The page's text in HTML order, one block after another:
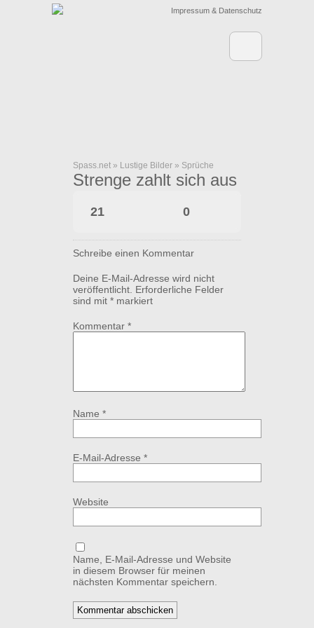
Impressum & Datenschutz
Spass.net » Lustige Bilder » Sprüche
Strenge zahlt sich aus
21 0
Schreibe einen Kommentar
Deine E-Mail-Adresse wird nicht
veröffentlicht. Erforderliche Felder
sind mit * markiert
Kommentar *
Name *
E-Mail-Adresse *
Website
Name, E-Mail-Adresse und Website
in diesem Browser für meinen
nächsten Kommentar speichern.